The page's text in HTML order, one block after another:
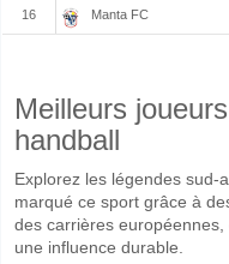
16 Manta FC
Meilleurs
handball
Explorez les légendes sud-
marqué ce sport grâce à
des carrières
une influence durable.